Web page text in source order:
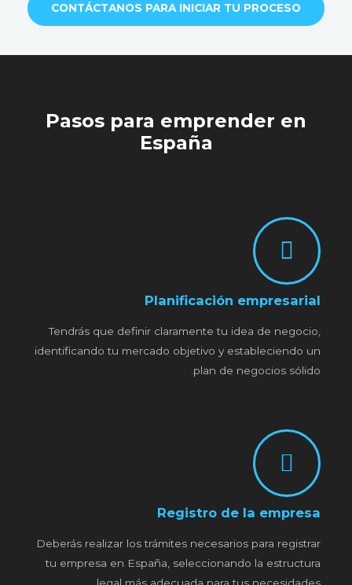
CONTÁCTANOS PARA INICIAR TU PROCESO
Pasos para emprender en
España
Planificación empresarial
Tendrás que definir claramente tu idea de negocio,
identificando tu mercado objetivo y estableciendo un
plan de negocios sólido.
Registro de la empresa
Deberás realizar los trámites necesarios para registrar
tu empresa en España, seleccionando la estructura